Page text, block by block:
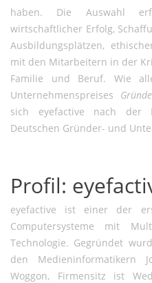
haben. Die Auswahl
wirtschaftlicher Erfolg,
Ausbildungsplätzen,
mit den Mitarbeitern in der
Familie und Beruf. Wie
Unternehmenspreises
sich eyefactive nach der
Deutschen Gründer- und
Profil:
eyefactive ist einer der
Computersysteme mit
Technologie. Gegründet
den Medieninformatikern
Woggon, Firmensitz ist